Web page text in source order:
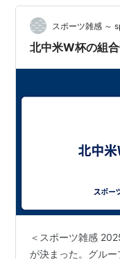
となった。移行元
でこちらも本体の
スポーツ雑感 ～
北中米W杯の組
＜スポーツ雑感
が決まった。グル